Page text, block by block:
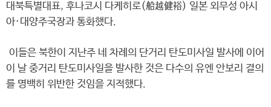
대북특별대표, 후나코시 다케히로(船越健裕) 일본 외무성 아시
아·대양주국장과 통화했다.
이들은 북한이 지난주 네 차례의 단거리 탄도미사일 발사에 이어
이 날 중거리 탄도미사일을 발사한 것은 다수의 유엔 안보리 결의
를 명백히 위반한 것임을 지적했다.